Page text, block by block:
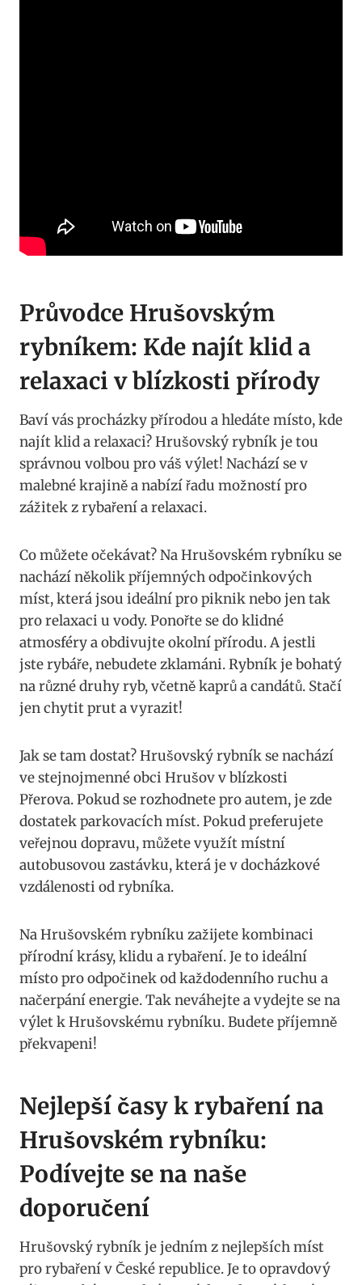
Průvodce Hrušovským
rybníkem: Kde najít klid a
relaxaci v blízkosti přírody
Baví vás procházky přírodou a hledáte místo, kde
najít klid a relaxaci? Hrušovský rybník je tou
správnou volbou pro váš výlet! Nachází se v
malebné krajině a nabízí řadu možností pro
zážitek z rybaření a relaxaci.
Co můžete očekávat? Na Hrušovském rybníku se
nachází několik příjemných odpočinkových
míst, která jsou ideální pro piknik nebo jen tak
pro relaxaci u vody. Ponořte se do klidné
atmosféry a obdivujte okolní přírodu. A jestli
jste rybáře, nebudete zklamáni. Rybník je bohatý
na různé druhy ryb, včetně kaprů a candátů. Stačí
jen chytit prut a vyrazit!
Jak se tam dostat? Hrušovský rybník se nachází
ve stejnojmenné obci Hrušov v blízkosti
Přerova. Pokud se rozhodnete pro autem, je zde
dostatek parkovacích míst. Pokud preferujete
veřejnou dopravu, můžete využít místní
autobusovou zastávku, která je v docházkové
vzdálenosti od rybníka.
Na Hrušovském rybníku zažijete kombinaci
přírodní krásy, klidu a rybaření. Je to ideální
místo pro odpočinek od každodenního ruchu a
načerpání energie. Tak neváhejte a vydejte se na
výlet k Hrušovskému rybníku. Budete příjemně
překvapeni!
Nejlepší časy k rybaření na
Hrušovském rybníku:
Podívejte se na naše
doporučení
Hrušovský rybník je jedním z nejlepších míst
pro rybaření v České republice. Je to opravdový